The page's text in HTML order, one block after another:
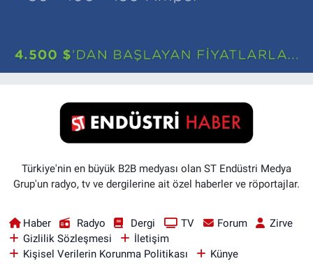
Türkiye'nin en büyük B2B medyası olan ST Endüstri Medya
Grup'un radyo, tv ve dergilerine ait özel haberler ve röportajlar.
Haber Radyo Dergi TV Forum
Zirve
Gizlilik Sözleşmesi
İletişim
Kişisel Verilerin Korunma Politikası
Künye